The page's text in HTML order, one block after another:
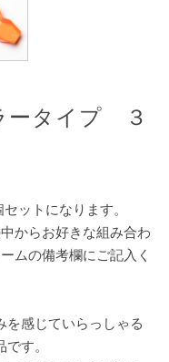
ータイプ ３
ットになります。
からお好きな組み合わ
ムの備考欄にご記入く
を感じていらっしゃる
す。